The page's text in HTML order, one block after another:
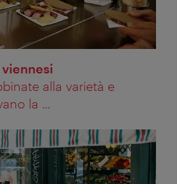
alla varietà e
la ...